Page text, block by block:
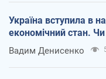
Україна вступила в
економічний стан. Чи
Вадим Денисенко